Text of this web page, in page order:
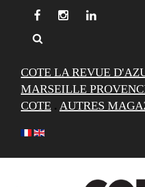
COTE LA REVUE
MARSEILLE
COTE . AUTRES